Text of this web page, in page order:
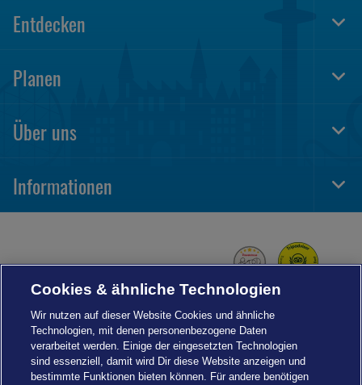
Entdecken
Planen
Über uns
Informationen
Cookies & ähnliche Technologien
Wir nutzen auf dieser Website Cookies und ähnliche
Technologien, mit denen personenbezogene Daten
verarbeitet werden. Einige der eingesetzten Technologien
sind essenziell, damit wird Dir diese Website anzeigen und
bestimmte Funktionen bieten können. Für andere benötigen